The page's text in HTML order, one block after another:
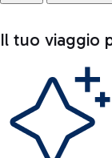
Il tuo viaggio